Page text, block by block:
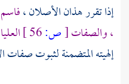
إذا تقرر هذان الأصلان ،
، والصفات[ص: العليا
إلهيته المتضمنة لثبوت صفات